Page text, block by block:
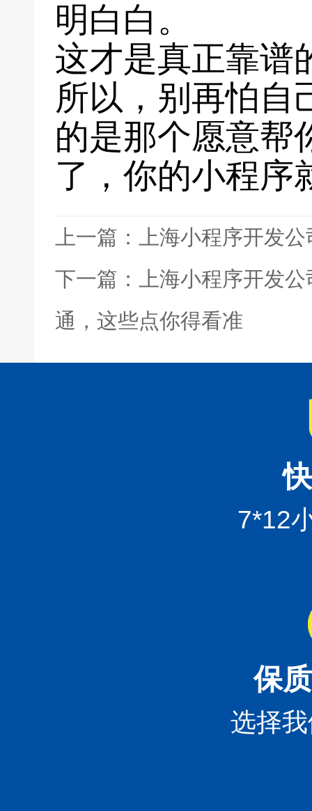
明白白。
这才是真正靠谱
所以，别再怕自
的是那个愿意帮
了，你的小程序
上一篇：上海小程序开发
下一篇：上海小程序开发
通，这些点你得看准
7*12
保
选择